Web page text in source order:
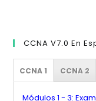
CCNA V7.0 En
CCNA 1 CCNA 2
Módulos 1 - 3: